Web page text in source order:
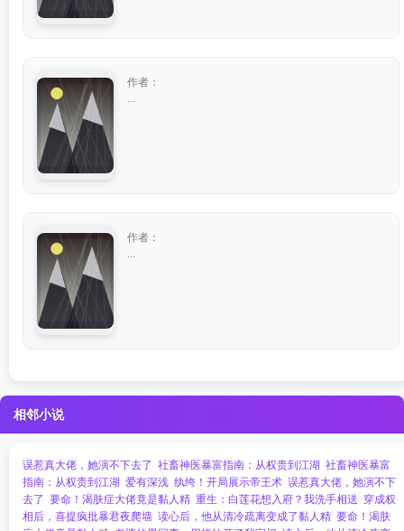
作者：
作者：
相邻小说
误惹真大佬，她演不下去了 社畜神医暴富指南：从权贵到江湖 社畜神医暴富
指南：从权贵到江湖 爱有深浅 纨绔！开局展示帝王术 误惹真大佬，她演不下
去了 要命！渴肤症大佬竟是黏人精 重生：白莲花想入府？我洗手相送 穿成权
相后，喜提疯批暴君夜爬墙 读心后，他从清冷疏离变成了黏人精 要命！渴肤